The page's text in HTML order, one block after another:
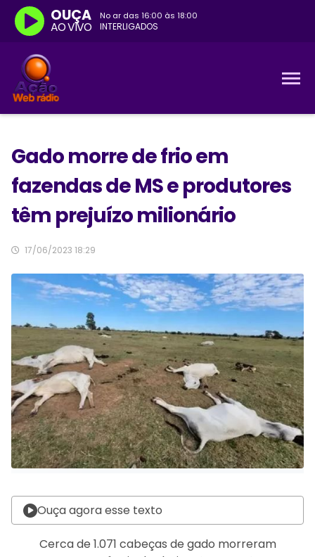
No ar das 16:00 às 18:00
INTERLIGADOS
OUÇA
AO VIVO
Gado morre de frio em
fazendas de MS e produtores
têm prejuízo milionário
17/06/2023 18:29
Ouça agora esse texto
Cerca de 1.071 cabeças de gado morreram